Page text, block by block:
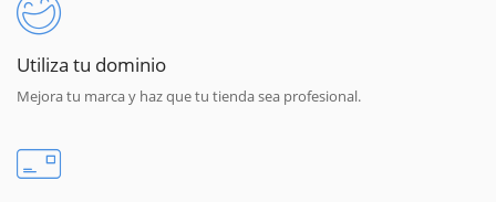
Utiliza tu dominio
Mejora tu marca y haz que tu tienda sea profesional.